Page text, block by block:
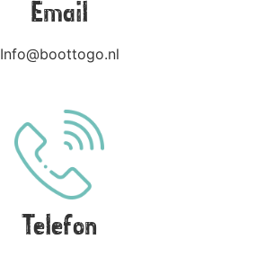
Email
Info@boottogo.nl​
Telefon